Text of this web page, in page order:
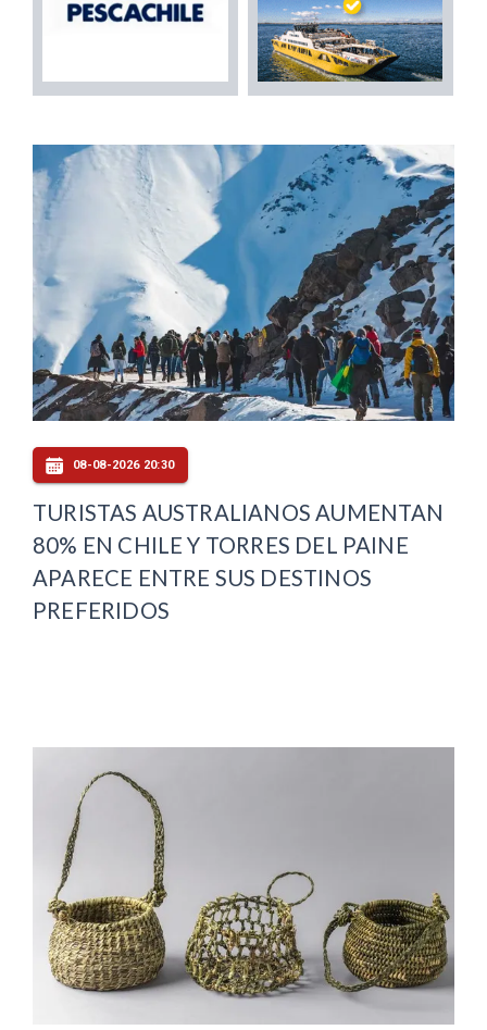
08-08-2026 20:30
TURISTAS AUSTRALIANOS AUMENTAN
80% EN CHILE Y TORRES DEL PAINE
APARECE ENTRE SUS DESTINOS
PREFERIDOS